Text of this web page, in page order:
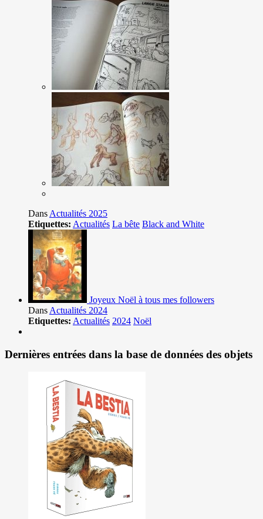
Dans Actualités 2025
Etiquettes: Actualités La bête Black and White
Joyeux Noël à tous mes followers
Dans Actualités 2024
Etiquettes: Actualités 2024 Noël
Dernières entrées dans la base de données des objets